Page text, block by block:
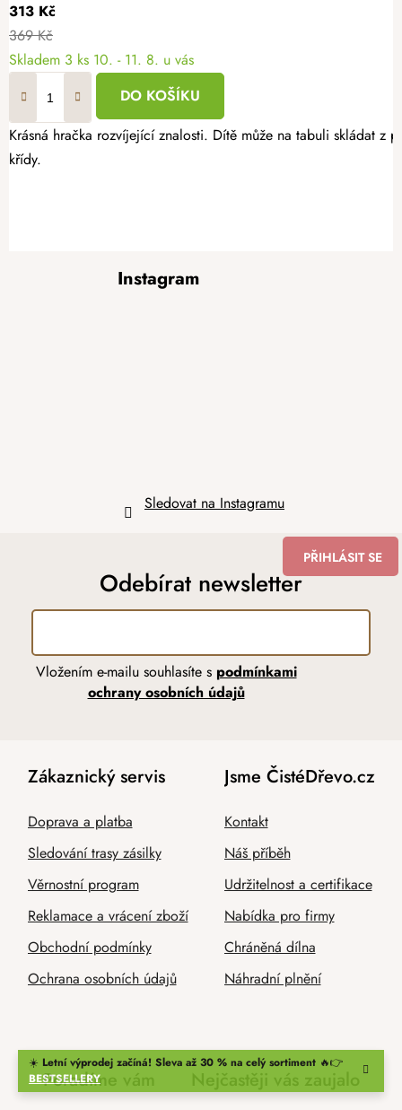
☀️ Letní výprodej začíná! Sleva až 30 % na celý sortiment 🔥👉
BESTSELLERY
313 Kč
369 Kč
Skladem 3 ks 10. - 11. 8. u vás
DO KOŠÍKU
Krásná hračka rozvíjející znalosti. Dítě může na tabuli skládat z
křídy.
Instagram
Sledovat na Instagramu
Odebírat newsletter
Vložením e-mailu souhlasíte s podmínkami
ochrany osobních údajů
PŘIHLÁSIT SE
Zákaznický servis
Doprava a platba
Sledování trasy zásilky
Věrnostní program
Reklamace a vrácení zboží
Obchodní podmínky
Ochrana osobních údajů
Jsme ČistéDřevo.cz
Kontakt
Náš příběh
Udržitelnost a certifikace
Nabídka pro firmy
Chráněná dílna
Náhradní plnění
Poradíme vám Nejčastěji vás zaujalo